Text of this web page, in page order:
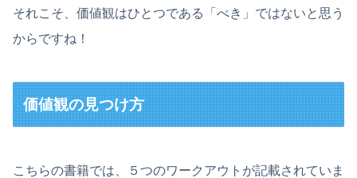
それこそ、価値観はひとつである「べき」ではないと思う
からですね！
価値観の見つけ方
こちらの書籍では、５つのワークアウトが記載されていま